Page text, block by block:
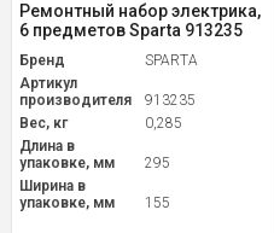
Ремонтный набор электрика,
6 предметов Sparta 913235
Бренд
SPARTA
Артикул
производителя
913235
Вес, кг
0,285
Длина в
упаковке, мм
295
Ширина в
упаковке, мм
155